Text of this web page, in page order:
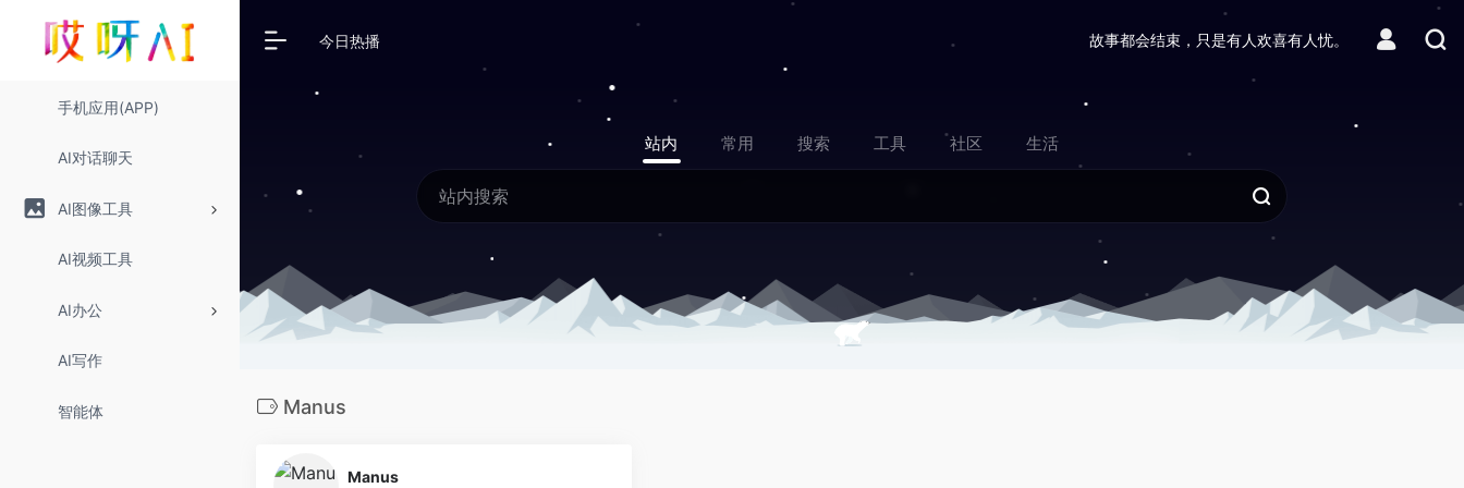
手机应用(APP)
AI对话聊天
AI图像工具
AI视频工具
AI办公
AI写作
智能体
今日热播 故事都会结束，只是有人欢喜有人忧。
站内 常用 搜索 工具 社区 生活
Manus
Manus